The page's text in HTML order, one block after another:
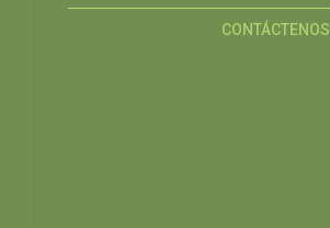
CONTÁCTENOS